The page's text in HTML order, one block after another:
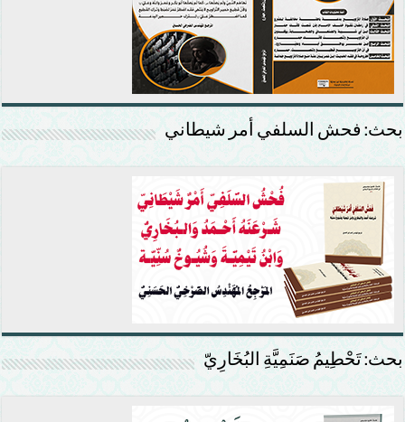
بحث: فحش السلفي أمر شيطاني
بحث: تَحْطِيمُ صَنَمِيَّةِ البُخَارِيّ